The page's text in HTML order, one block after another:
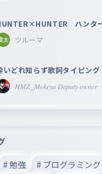
ハンタ
ツルーマ
いどれ知らず歌詞タイピング
𝐻𝑀𝑍_𝑀𝑜𝑘𝑒𝑦𝑎 𝐷𝑒𝑝𝑢𝑡𝑦 𝑜𝑤𝑛𝑒𝑟
# 勉強 # プログラミング